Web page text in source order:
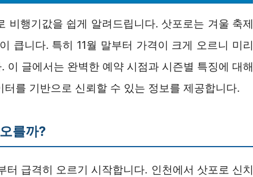
비행기값을 쉽게 알려드립니다. 삿포로는 겨울 축제
큽니다. 특히 11월 말부터 가격이 크게 오르니 미리
이 글에서는 완벽한 예약 시점과 시즌별 특징에 대해
를 기반으로 신뢰할 수 있는 정보를 제공합니다.
를까?
터 급격히 오르기 시작합니다. 인천에서 삿포로 신치